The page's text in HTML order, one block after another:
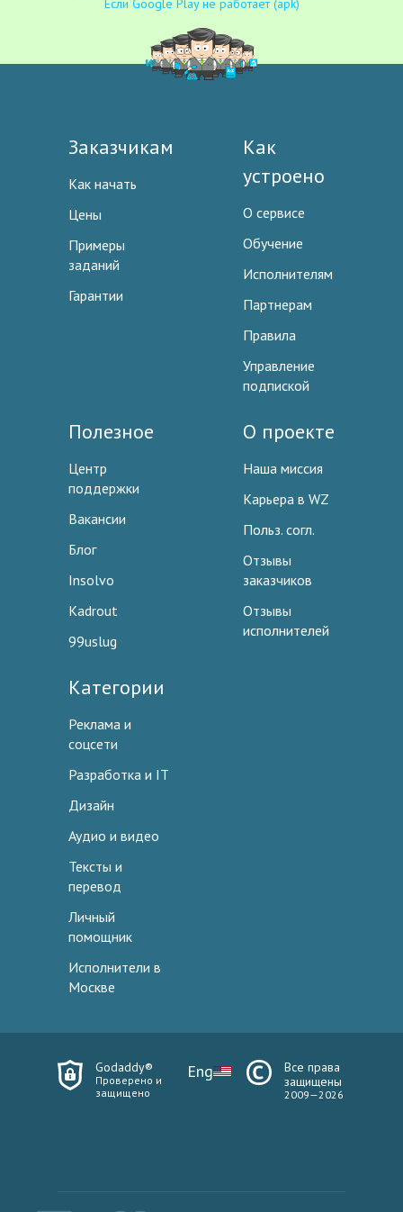
Если Google Play не работает (apk)
Заказчикам
Как начать
Цены
Примеры
заданий
Гарантии
Как
устроено
О сервисе
Обучение
Исполнителям
Партнерам
Правила
Управление
подпиской
Полезное
Центр
поддержки
Вакансии
Блог
Insolvo
Kadrout
99uslug
О проекте
Наша миссия
Карьера в WZ
Польз. согл.
Отзывы
заказчиков
Отзывы
исполнителей
Категории
Реклама и
соцсети
Разработка и IT
Дизайн
Аудио и видео
Тексты и
перевод
Личный
помощник
Исполнители в
Москве
Godaddy®
Проверено и
защищено
Eng
Все права
защищены
2009—2026